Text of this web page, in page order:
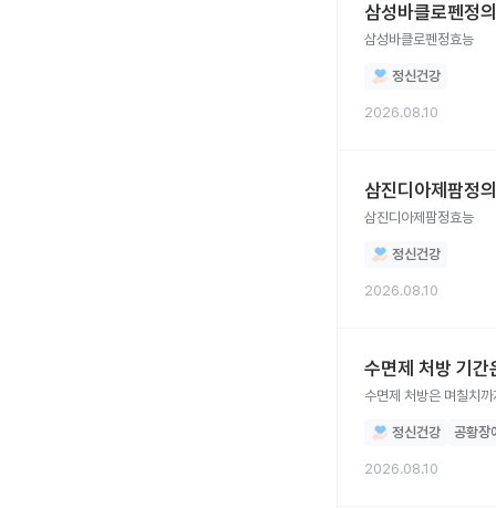
삼성바클로펜정
삼성바클로펜정효능
정신건강
2026.08.10
삼진디아제팜정
삼진디아제팜정효능
정신건강
2026.08.10
수면제 처방 기
수면제 처방은 며칠치
정신건강 공황장
2026.08.10